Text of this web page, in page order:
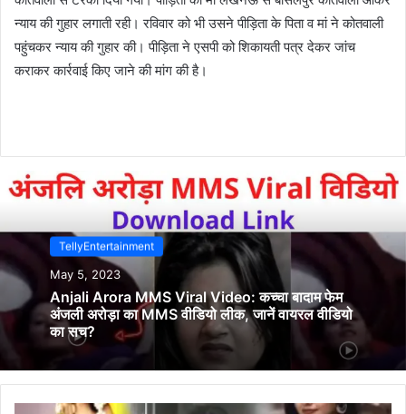
न्याय की गुहार लगाती रही। रविवार को भी उसने पीड़िता के पिता व मां ने कोतवाली
पहुंचकर न्याय की गुहार की। पीड़िता ने एसपी को शिकायती पत्र देकर जांच
कराकर कार्रवाई किए जाने की मांग की है।
TellyEntertainment
May 5, 2023
Anjali Arora MMS Viral Video: कच्चा बादाम फेम
अंजली अरोड़ा का MMS वीडियो लीक, जानें वायरल वीडियो
का सच?